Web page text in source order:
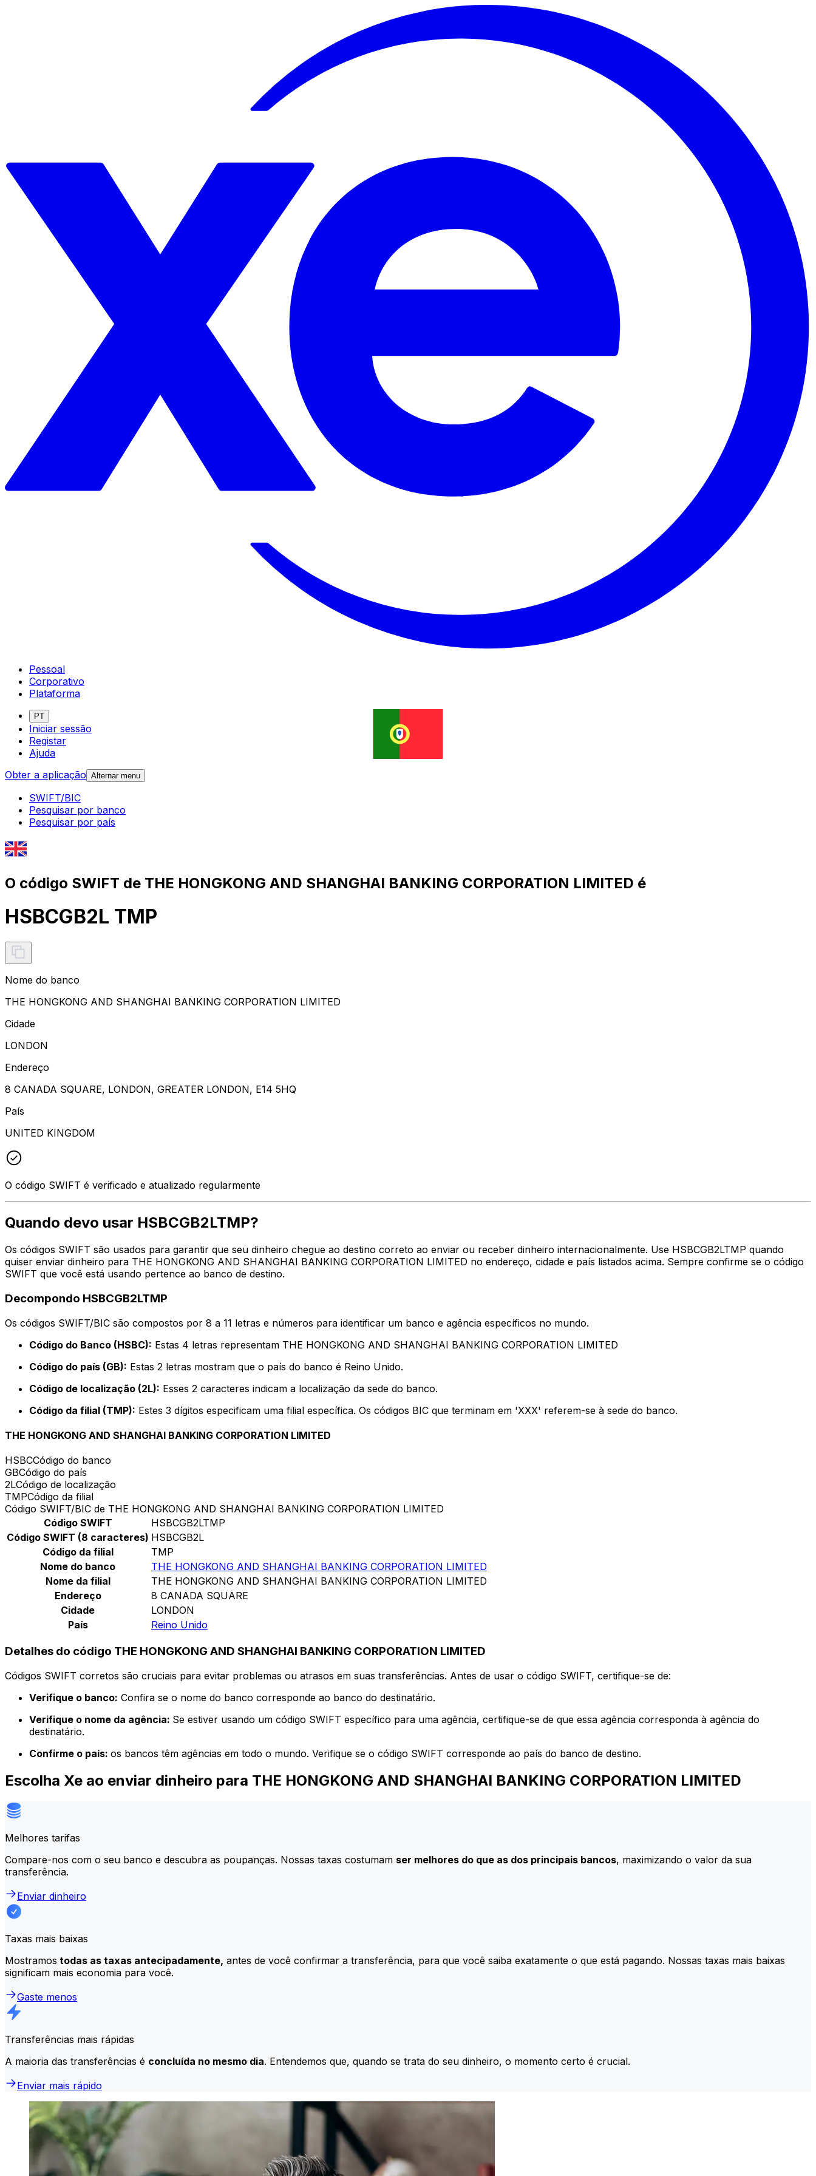
Pessoal
Corporativo
Plataforma
PT
Iniciar sessão
Registar
Ajuda
Obter a aplicação Alternar menu
SWIFT/BIC
Pesquisar por banco
Pesquisar por país
O código SWIFT de THE HONGKONG AND SHANGHAI BANKING CORPORATION LIMITED é
HSBCGB2L TMP
Nome do banco
THE HONGKONG AND SHANGHAI BANKING CORPORATION LIMITED
Cidade
LONDON
Endereço
8 CANADA SQUARE, LONDON, GREATER LONDON, E14 5HQ
País
UNITED KINGDOM
O código SWIFT é verificado e atualizado regularmente
Quando devo usar HSBCGB2LTMP?
Os códigos SWIFT são usados para garantir que seu dinheiro chegue ao destino correto ao enviar ou receber dinheiro internacionalmente. Use HSBCGB2LTMP quando
quiser enviar dinheiro para THE HONGKONG AND SHANGHAI BANKING CORPORATION LIMITED no endereço, cidade e país listados acima. Sempre confirme se o código
SWIFT que você está usando pertence ao banco de destino.
Decompondo HSBCGB2LTMP
Os códigos SWIFT/BIC são compostos por 8 a 11 letras e números para identificar um banco e agência específicos no mundo.
Código do Banco (HSBC): Estas 4 letras representam THE HONGKONG AND SHANGHAI BANKING CORPORATION LIMITED
Código do país (GB): Estas 2 letras mostram que o país do banco é Reino Unido.
Código de localização (2L): Esses 2 caracteres indicam a localização da sede do banco.
Código da filial (TMP): Estes 3 dígitos especificam uma filial específica. Os códigos BIC que terminam em 'XXX' referem-se à sede do banco.
THE HONGKONG AND SHANGHAI BANKING CORPORATION LIMITED
HSBCCódigo do banco
GBCódigo do país
2LCódigo de localização
TMPCódigo da filial
Código SWIFT/BIC de THE HONGKONG AND SHANGHAI BANKING CORPORATION LIMITED
Código SWIFT
HSBCGB2LTMP
Código SWIFT (8 caracteres) HSBCGB2L
Código da filial
TMP
Nome do banco
THE HONGKONG AND SHANGHAI BANKING CORPORATION LIMITED
Nome da filial
THE HONGKONG AND SHANGHAI BANKING CORPORATION LIMITED
Endereço
8 CANADA SQUARE
Cidade
LONDON
País
Reino Unido
Detalhes do código THE HONGKONG AND SHANGHAI BANKING CORPORATION LIMITED
Códigos SWIFT corretos são cruciais para evitar problemas ou atrasos em suas transferências. Antes de usar o código SWIFT, certifique-se de:
Verifique o banco: Confira se o nome do banco corresponde ao banco do destinatário.
Verifique o nome da agência: Se estiver usando um código SWIFT específico para uma agência, certifique-se de que essa agência corresponda à agência do
destinatário.
Confirme o país: os bancos têm agências em todo o mundo. Verifique se o código SWIFT corresponde ao país do banco de destino.
Escolha Xe ao enviar dinheiro para THE HONGKONG AND SHANGHAI BANKING CORPORATION LIMITED
Melhores tarifas
Compare-nos com o seu banco e descubra as poupanças. Nossas taxas costumam ser melhores do que as dos principais bancos, maximizando o valor da sua
transferência.
Enviar dinheiro
Taxas mais baixas
Mostramos todas as taxas antecipadamente, antes de você confirmar a transferência, para que você saiba exatamente o que está pagando. Nossas taxas mais baixas
significam mais economia para você.
Gaste menos
Transferências mais rápidas
A maioria das transferências é concluída no mesmo dia. Entendemos que, quando se trata do seu dinheiro, o momento certo é crucial.
Enviar mais rápido